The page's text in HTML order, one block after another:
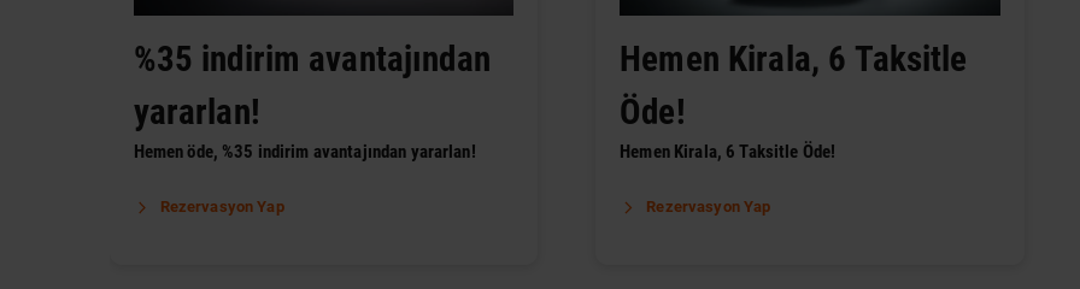
%35 indirim avantajından
yararlan!
Hemen öde, %35 indirim avantajından yararlan!
Rezervasyon Yap
Hemen Kirala, 6 Taksitle
Öde!
Hemen Kirala, 6 Taksitle Öde!
Rezervasyon Yap